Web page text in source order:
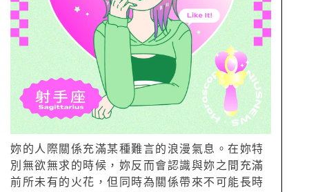
妳的人際關係充滿某種難言的浪漫氣息。在妳特
別無欲無求的時候，妳反而會認識與妳之間充滿
前所未有的火花，但同時為關係帶來不可能長時